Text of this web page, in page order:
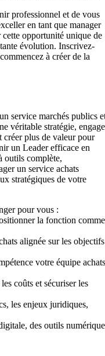
professionnel et de vous
en tant que manager
cette opportunité unique de
évolution. Inscrivez-
à créer de la
service marchés publics
véritable stratégie,
créer plus de valeur pour
un Leader efficace en
outils complète,
un service achats
stratégiques de votre
pour vous :
la fonction comme
alignée sur les objectifs
votre équipe achats
coûts et sécuriser les
les enjeux juridiques,
des outils